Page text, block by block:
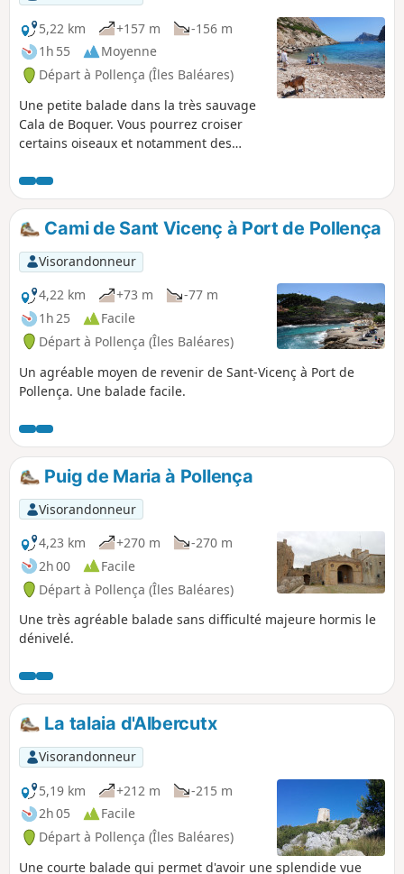
5,22 km
+157 m
-156 m
1h 55
Moyenne
Départ à Pollença (Îles Baléares)
Une petite balade dans la très sauvage
Cala de Boquer. Vous pourrez croiser
certains oiseaux et notamment des
Cami de Sant Vicenç à Port de Pollença
Visorandonneur
4,22 km
+73 m
-77 m
1h 25
Facile
Départ à Pollença (Îles Baléares)
Un agréable moyen de revenir de Sant-Vicenç à Port de
Pollença. Une balade facile.
Puig de Maria à Pollença
Visorandonneur
4,23 km
+270 m
-270 m
2h 00
Facile
Départ à Pollença (Îles Baléares)
Une très agréable balade sans difficulté majeure hormis le
dénivelé.
La talaia d'Albercutx
Visorandonneur
5,19 km
+212 m
-215 m
2h 05
Facile
Départ à Pollença (Îles Baléares)
Une courte balade qui permet d'avoir une splendide vue